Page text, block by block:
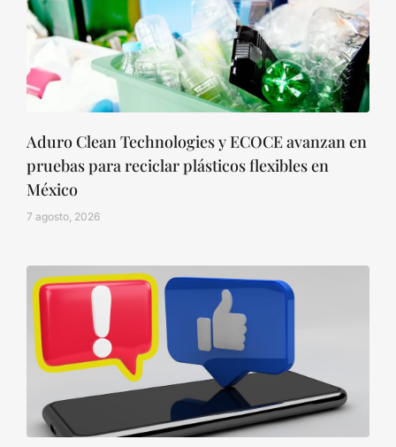
Aduro Clean Technologies y ECOCE avanzan en
pruebas para reciclar plásticos flexibles en
México
7 agosto, 2026